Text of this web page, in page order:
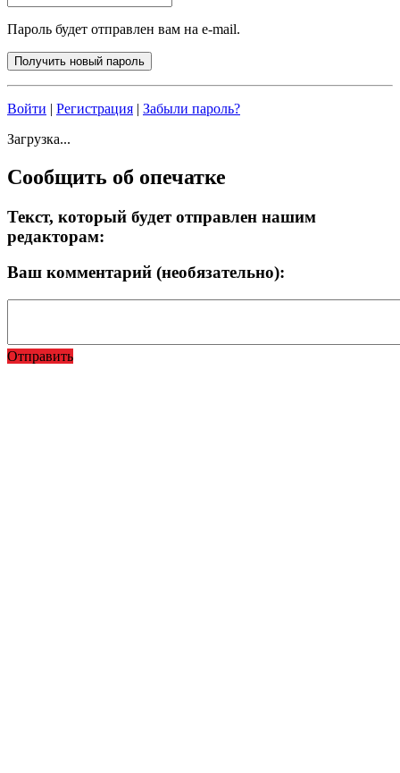
Пароль будет отправлен вам на e-mail.
Войти | Регистрация | Забыли пароль?
Загрузка...
Сообщить об опечатке
Текст, который будет отправлен нашим
редакторам:
Ваш комментарий (необязательно):
Отправить